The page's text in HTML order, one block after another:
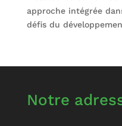
approche intégrée
défis du
Notre